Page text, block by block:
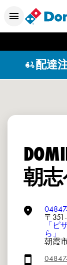
配達
朝
〒
「ピ
ら」
朝霞